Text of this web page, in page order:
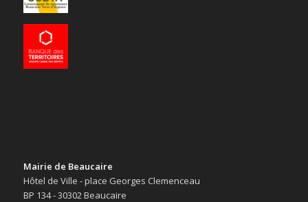
Mairie de Beaucaire
Hôtel de Ville - place Georges Clemenceau
BP 134 - 30302 Beaucaire